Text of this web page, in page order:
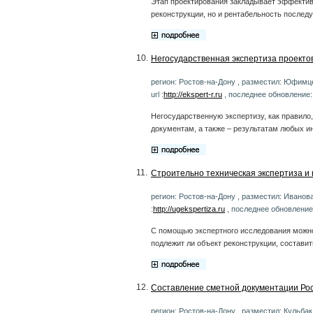
реконструкции, но и рентабельность
10. Негосударственная экспертиза
регион: Ростов-на-Дону , разместил:
url :http://ekspert-r.ru , последнее
Негосударственную экспертизу, как
документам, а также – результатам любых
11. Строительно техническая экспертиза
регион: Ростов-на-Дону , разместил:
:http://ugekspertiza.ru , последнее
С помощью экспертного исследования
подлежит ли объект реконструкции,
12. Составление сметной документации
регион: Ростов-на-Дону , разместил: